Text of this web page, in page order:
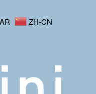
AR ZH-CN